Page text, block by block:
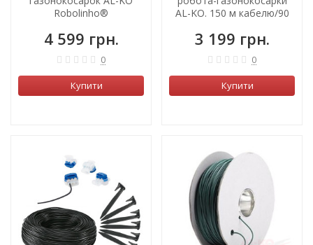
Robolinho®
4 599 грн.
0
Купити
AL-KO. 150 м кабелю/90
3 199 грн.
0
Купити